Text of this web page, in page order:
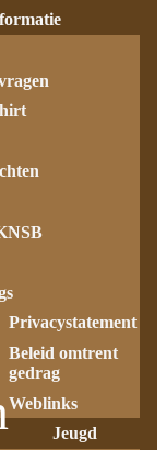
Privacystatement
Beleid omtrent
gedrag
Weblinks
Jeugd